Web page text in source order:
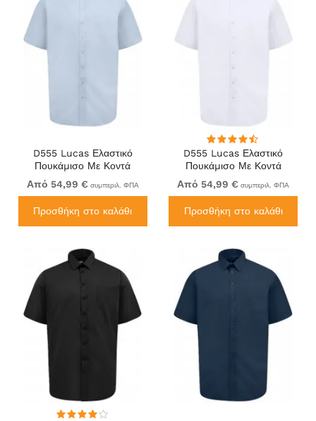
D555 Lucas Ελαστικό
Πουκάμισο Με Κοντά
Μανίκια Ανθεκτικό Στους
Λεκέδες Χωρίς Σιδέρωμα
Από 54,99 € συμπεριλ. ΦΠΑ
Προσθήκη στο καλάθι
D555 Lucas Ελαστικό
Πουκάμισο Με Κοντά
Μανίκια Ανθεκτικό Στους
Λεκέδες Χωρίς Σιδέρωμα
Από 54,99 € συμπεριλ. ΦΠΑ
Προσθήκη στο καλάθι